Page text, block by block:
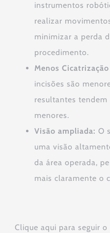
instrumentos
realizar
minimizar a perda
procedimento.
Menos
incisões são
resultantes tendem
menores.
Visão ampliada: O
uma visão
da área operada,
mais claramente o
Clique aqui para seguir o